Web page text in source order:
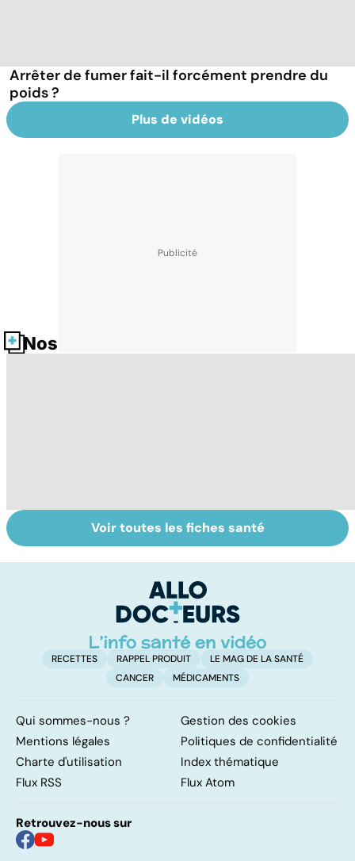
Arrêter de fumer fait-il forcément prendre du
poids ?
Plus de vidéos
Nos fiches santé
Comment tenir
ses bonnes
Les méthodes
qui fonctionnent
arrêter de fumer
!
Voir toutes les fiches santé
RECETTES RAPPEL PRODUIT
LE MAG DE LA SANTÉ
CANCER
MÉDICAMENTS
Qui sommes-nous ?
Gestion des cookies
Mentions légales
Politiques de confidentialité
Charte d'utilisation
Index thématique
Flux RSS
Flux Atom
Retrouvez-nous sur